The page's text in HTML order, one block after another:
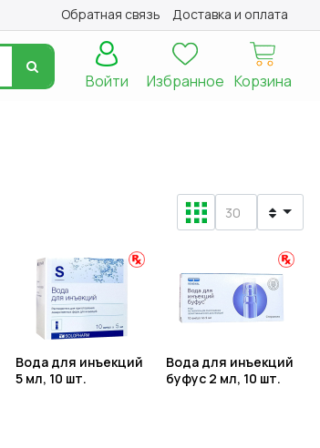
Обратная связь Доставка и оплата
Корзина
Избранное
Войти
Вода для инъекций
5 мл, 10 шт.
Вода для инъекций
буфус 2 мл, 10 шт.